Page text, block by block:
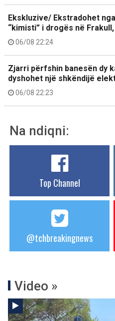
Ekskluzive/ Ekstradohet
“kimisti” i drogës në
06/08 22:24
Zjarri përfshin banesën dy
dyshohet një shkëndijë
06/08 22:23
Na ndiqni:
Top Channel
@tchbreakingnews
Video »